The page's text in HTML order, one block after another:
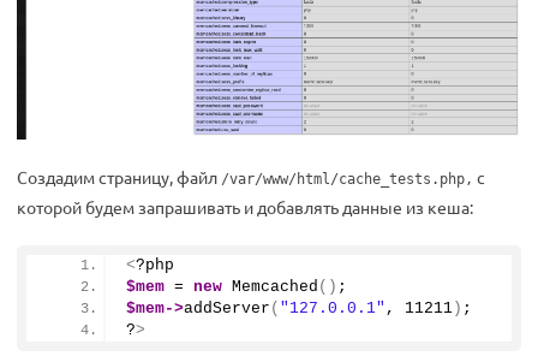
Создадим страницу, файл /var/www/html/cache_tests.php, с
которой будем запрашивать и добавлять данные из кеша:
<?php
$mem = new Memcached () ;
$mem->addServer ( "127.0.0.1" , 11211) ;
?>